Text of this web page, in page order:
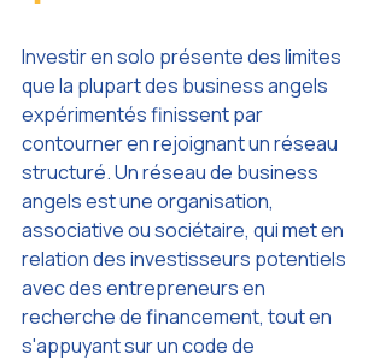
Investir en solo présente des limites
que la plupart des business angels
expérimentés finissent par
contourner en rejoignant un réseau
structuré. Un réseau de business
angels est une organisation,
associative ou sociétaire, qui met en
relation des investisseurs potentiels
avec des entrepreneurs en
recherche de financement, tout en
s'appuyant sur un code de